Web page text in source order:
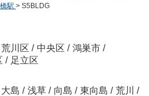
駅 > S5BLDG
荒川区 / 中央区 / 鴻巣市 /
/ 足立区
大島 / 浅草 / 向島 / 東向島 / 荒川 /